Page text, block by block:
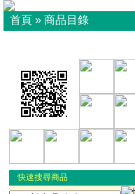
首頁 » 商品目錄
快速搜尋商品